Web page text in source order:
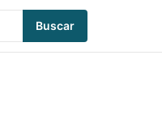
Buscar